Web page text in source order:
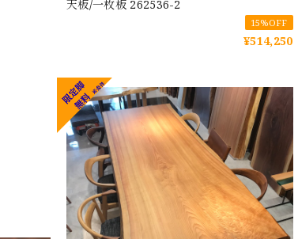
天板/一枚板 262536-2
15%OFF
¥514,250